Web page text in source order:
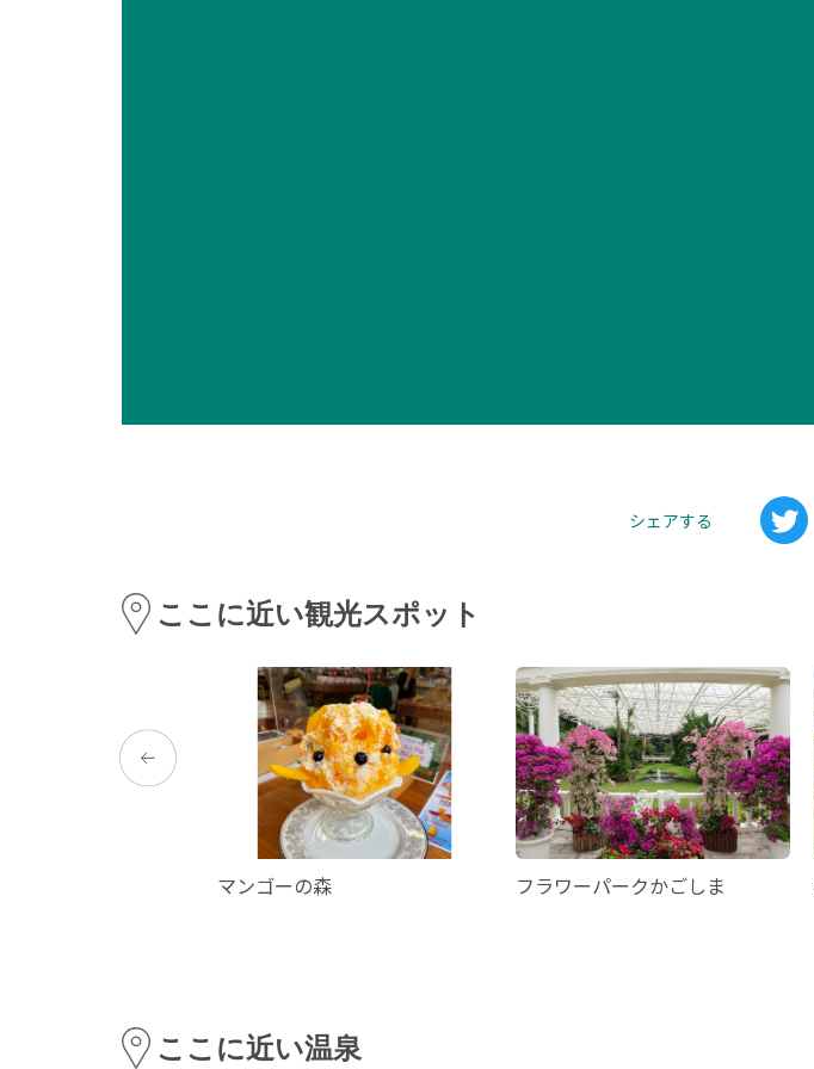
シェアする
ここに近い観光スポット
マンゴーの森 フラワーパークかごしま
ここに近い温泉